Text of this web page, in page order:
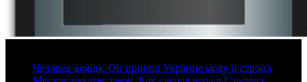
Человек вождя. Он привил Украине мову и строил